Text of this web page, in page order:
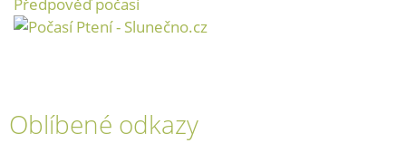
Předpověď počasí
Oblíbené odkazy